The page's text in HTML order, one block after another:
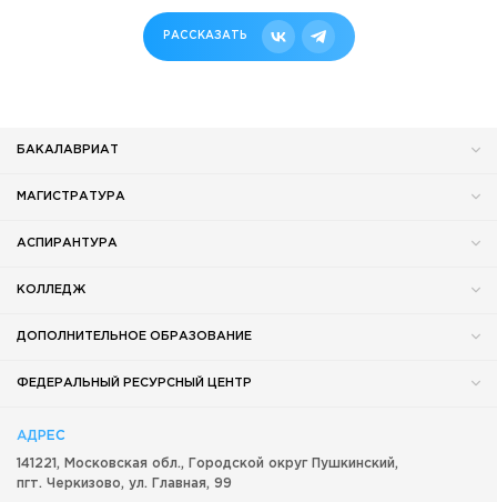
РАССКАЗАТЬ
БАКАЛАВРИАТ
МАГИСТРАТУРА
АСПИРАНТУРА
КОЛЛЕДЖ
ДОПОЛНИТЕЛЬНОЕ ОБРАЗОВАНИЕ
ФЕДЕРАЛЬНЫЙ РЕСУРСНЫЙ ЦЕНТР
АДРЕС
141221, Московская обл., Городской округ Пушкинский,
пгт. Черкизово, ул. Главная, 99